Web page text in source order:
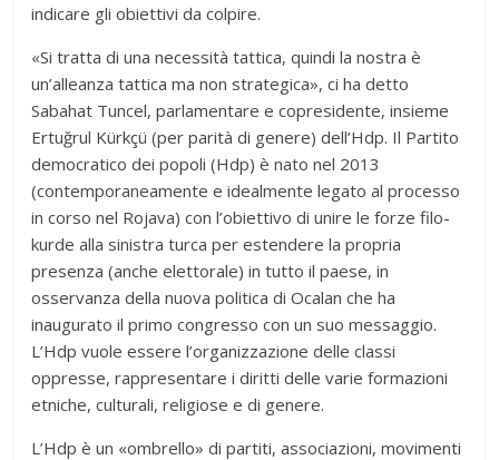
indicare gli obiettivi da colpire.
«Si tratta di una necessità tattica, quindi la nostra è
un’alleanza tattica ma non strategica», ci ha detto
Sabahat Tuncel, parlamentare e copresidente, insieme
Ertuğrul Kürkçü (per parità di genere) dell’Hdp. Il Partito
democratico dei popoli (Hdp) è nato nel 2013
(contemporaneamente e idealmente legato al processo
in corso nel Rojava) con l’obiettivo di unire le forze filo-
kurde alla sinistra turca per estendere la propria
presenza (anche elettorale) in tutto il paese, in
osservanza della nuova politica di Ocalan che ha
inaugurato il primo congresso con un suo messaggio.
L’Hdp vuole essere l’organizzazione delle classi
oppresse, rappresentare i diritti delle varie formazioni
etniche, culturali, religiose e di genere.
L’Hdp è un «ombrello» di partiti, associazioni, movimenti